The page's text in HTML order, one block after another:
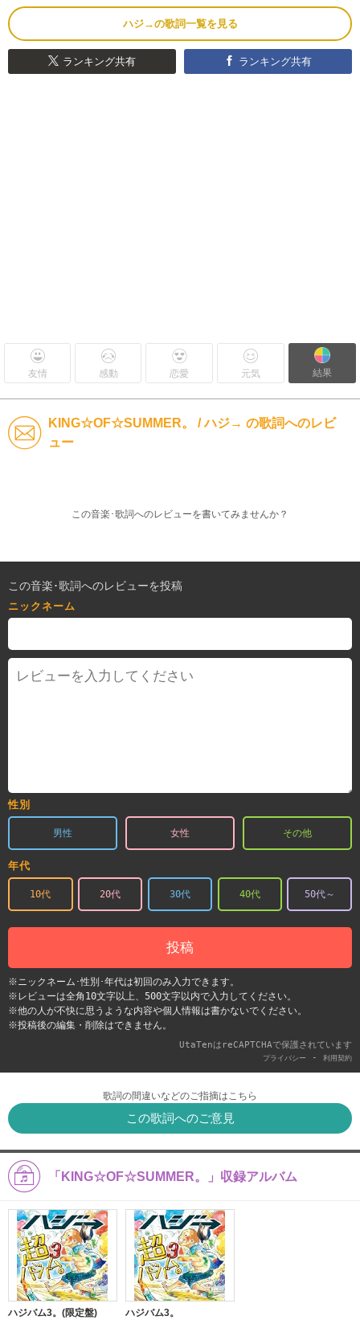
ハジ→の歌詞一覧を見る
ランキング共有 ランキング共有
友情 感動 恋愛 元気 結果
KING☆OF☆SUMMER。 / ハジ→ の歌詞へのレビ
ュー
この音楽･歌詞へのレビューを書いてみませんか？
この音楽･歌詞へのレビューを投稿
ニックネーム
性別
男性 女性 その他
年代
10代 20代 30代 40代 50代～
投稿
※ニックネーム･性別･年代は初回のみ入力できます。
※レビューは全角10文字以上、500文字以内で入力してください。
※他の人が不快に思うような内容や個人情報は書かないでください。
※投稿後の編集・削除はできません。
UtaTenはreCAPTCHAで保護されています
プライバシー - 利用契約
歌詞の間違いなどのご指摘はこちら
この歌詞へのご意見
「KING☆OF☆SUMMER。」収録アルバム
ハジバム3。(限定盤)
ハジバム3。